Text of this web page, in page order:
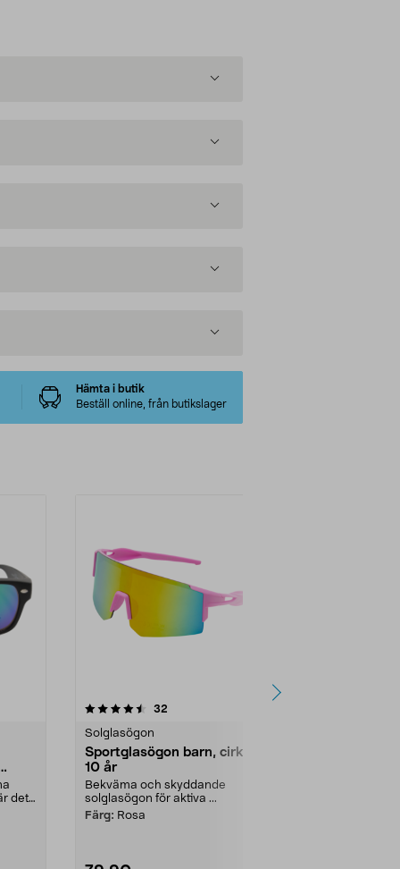
Hämta i butik
Beställ online, från butikslager
det
32
Solglasögon
Sportglasögon barn, cirka 5-
10 år
Bekväma och skyddande
solglasögon för aktiva ...
Färg: Rosa
4.0 av 5 stjärnor